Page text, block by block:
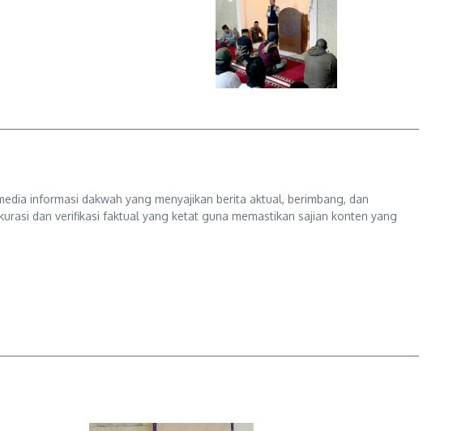
informasi dakwah yang menyajikan berita aktual, berimbang, dan
dan verifikasi faktual yang ketat guna memastikan sajian konten yang